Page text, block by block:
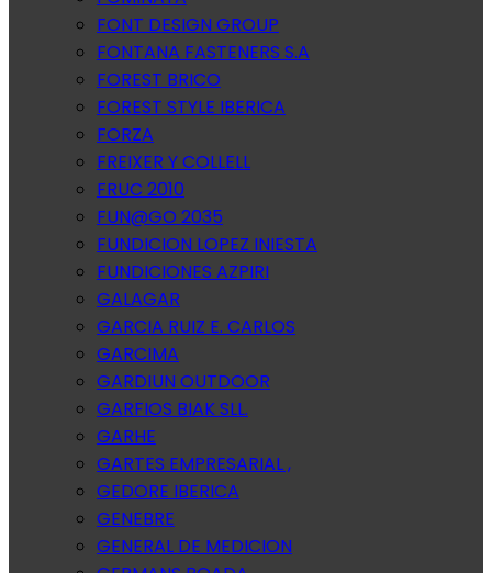
FONT DESIGN GROUP
FONTANA FASTENERS S.A
FOREST BRICO
FOREST STYLE IBERICA
FORZA
FREIXER Y COLLELL
FRUC 2010
FUN@GO 2035
FUNDICION LOPEZ INIESTA
FUNDICIONES AZPIRI
GALAGAR
GARCIA RUIZ E. CARLOS
GARCIMA
GARDIUN OUTDOOR
GARFIOS BIAK SLL.
GARHE
GARTES EMPRESARIAL ,
GEDORE IBERICA
GENEBRE
GENERAL DE MEDICION